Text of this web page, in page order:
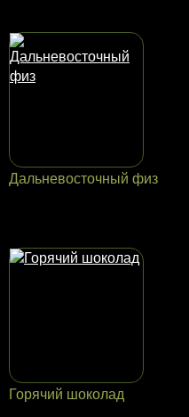
Дальневосточный физ
Горячий шоколад